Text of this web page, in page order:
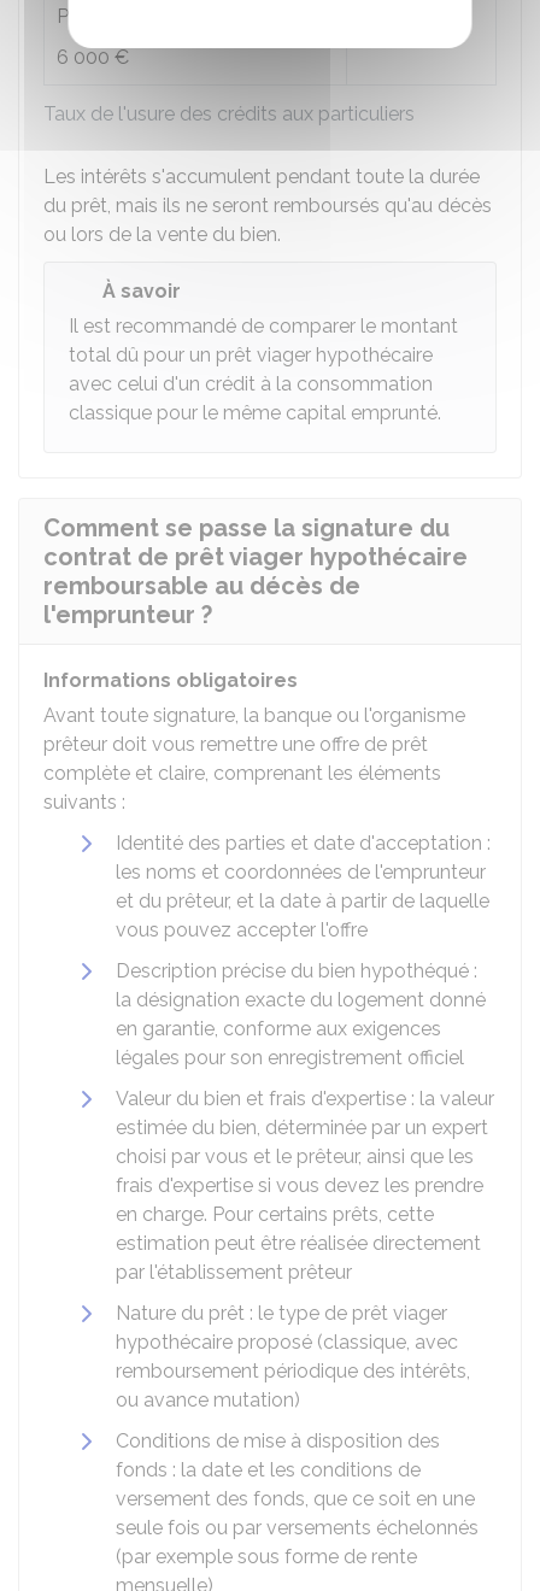
Taux de l'usure des crédits aux particuliers
Prêts d'un montant supérieur à
6 000 €
Les intérêts s'accumulent pendant toute la durée
du prêt, mais ils ne seront remboursés qu'au décès
ou lors de la vente du bien.
À savoir
Il est recommandé de comparer le montant
total dû pour un prêt viager hypothécaire
avec celui d'un crédit à la consommation
classique pour le même capital emprunté.
Comment se passe la signature du
contrat de prêt viager hypothécaire
remboursable au décès de
l'emprunteur ?
Informations obligatoires
Avant toute signature, la banque ou l'organisme
prêteur doit vous remettre une offre de prêt
complète et claire, comprenant les éléments
suivants :
Identité des parties et date d'acceptation :
les noms et coordonnées de l'emprunteur
et du prêteur, et la date à partir de laquelle
vous pouvez accepter l'offre
Description précise du bien hypothéqué :
la désignation exacte du logement donné
en garantie, conforme aux exigences
légales pour son enregistrement officiel
Valeur du bien et frais d'expertise : la valeur
estimée du bien, déterminée par un expert
choisi par vous et le prêteur, ainsi que les
frais d'expertise si vous devez les prendre
en charge. Pour certains prêts, cette
estimation peut être réalisée directement
par l'établissement prêteur
Nature du prêt : le type de prêt viager
hypothécaire proposé (classique, avec
remboursement périodique des intérêts,
ou avance mutation)
Conditions de mise à disposition des
fonds : la date et les conditions de
versement des fonds, que ce soit en une
seule fois ou par versements échelonnés
(par exemple sous forme de rente
mensuelle)